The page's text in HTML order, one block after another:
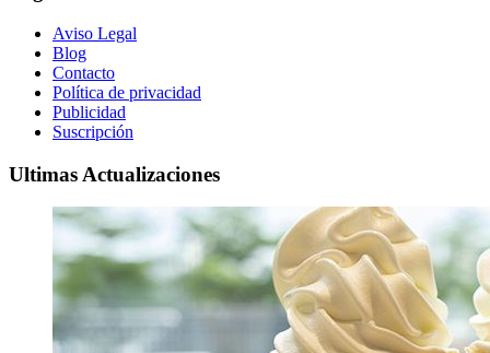
Aviso Legal
Blog
Contacto
Política de privacidad
Publicidad
Suscripción
Ultimas Actualizaciones